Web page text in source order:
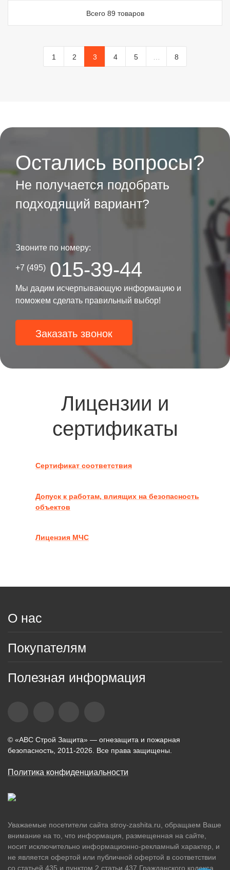
Всего 89 товаров
1 2 3 4 5 … 8
Остались вопросы?
Не получается подобрать
подходящий вариант?
Звоните по номеру:
+7 (495) 015-39-44
Мы дадим исчерпывающую информацию и
поможем сделать правильный выбор!
Заказать звонок
Лицензии и
сертификаты
Сертификат соответствия
Допуск к работам, влиящих на безопасность
объектов
Лицензия МЧС
О нас
Покупателям
Полезная информация
© «АВС Строй Защита» — огнезащита и пожарная
безопасность, 2011-2026. Все права защищены.
Политика конфиденциальности
Уважаемые посетители сайта stroy-zashita.ru, обращаем Ваше
внимание на то, что информация, размещенная на сайте,
носит исключительно информационно-рекламный характер, и
не является офертой или публичной офертой в соответствии
со статьей 435 и пунктом 2 статьи 437 Гражданского кодекса